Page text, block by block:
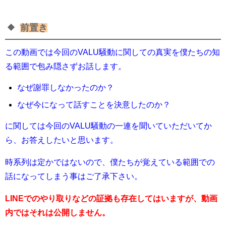
前置き
この動画では今回のVALU騒動に関しての真実を僕たちの知
る範囲で包み隠さずお話します。
なぜ謝罪しなかったのか？
なぜ今になって話すことを決意したのか？
に関しては今回のVALU騒動の一連を聞いていただいてか
ら、お答えしたいと思います。
時系列は定かではないので、僕たちが覚えている範囲での
話になってしまう事はご了承下さい。
LINEでのやり取りなどの証拠も存在してはいますが、動画
内ではそれは公開しません。